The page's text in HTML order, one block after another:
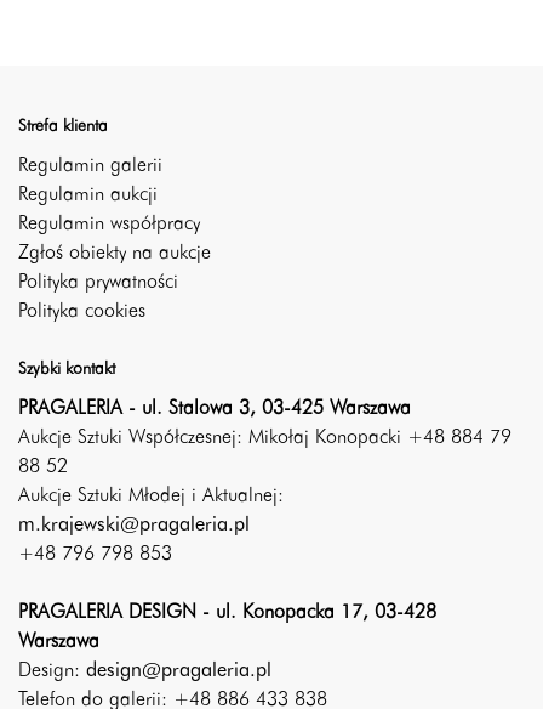
Strefa klienta
Regulamin galerii
Regulamin aukcji
Regulamin współpracy
Zgłoś obiekty na aukcje
Polityka prywatności
Polityka cookies
Szybki kontakt
PRAGALERIA - ul. Stalowa 3, 03-425 Warszawa
Aukcje Sztuki Współczesnej: Mikołaj Konopacki +48 884 79
88 52
Aukcje Sztuki Młodej i Aktualnej:
m.krajewski@pragaleria.pl
+48 796 798 853
PRAGALERIA DESIGN - ul. Konopacka 17, 03-428
Warszawa
Design: design@pragaleria.pl
Telefon do galerii: +48 886 433 838